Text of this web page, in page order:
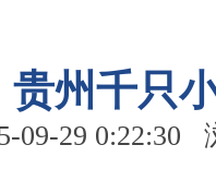
贵州千只
09-29